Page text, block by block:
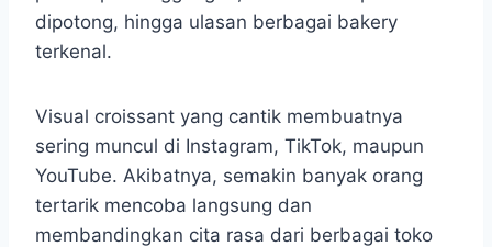
dipotong, hingga ulasan berbagai bakery
terkenal.
Visual croissant yang cantik membuatnya
sering muncul di Instagram, TikTok, maupun
YouTube. Akibatnya, semakin banyak orang
tertarik mencoba langsung dan
membandingkan cita rasa dari berbagai toko